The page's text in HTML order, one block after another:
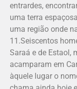
entrardes,
uma terra
uma região onde
11.Seiscentos
Saraá e de Estaol,
acamparam em
àquele lugar o